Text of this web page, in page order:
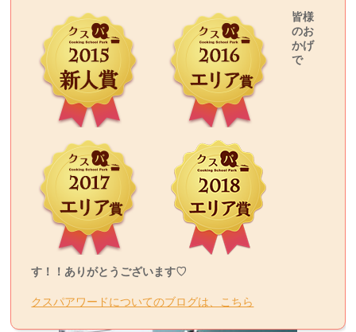
皆様
のお
かげ
で
す！！ありがとうございます♡
クスパアワードについてのブログは、こちら